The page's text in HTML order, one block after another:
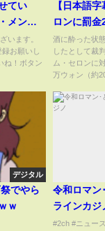
てい
メンバ
ぱーチ
います。
お願いし
ね！ボタン
【日本語
ロンに罰金
飲酒運転で
酒に酔った状
したとして裁
ム・セロンに
万ウォン（約
デジタル
でやら
ｗ
令和ロマン
ラインカジ
#2ch #ニュー